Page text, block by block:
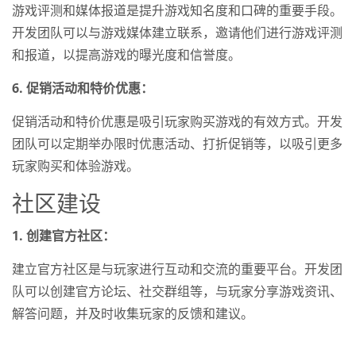
游戏评测和媒体报道是提升游戏知名度和口碑的重要手段。
开发团队可以与游戏媒体建立联系，邀请他们进行游戏评测
和报道，以提高游戏的曝光度和信誉度。
6. 促销活动和特价优惠：
促销活动和特价优惠是吸引玩家购买游戏的有效方式。开发
团队可以定期举办限时优惠活动、打折促销等，以吸引更多
玩家购买和体验游戏。
社区建设
1. 创建官方社区：
建立官方社区是与玩家进行互动和交流的重要平台。开发团
队可以创建官方论坛、社交群组等，与玩家分享游戏资讯、
解答问题，并及时收集玩家的反馈和建议。